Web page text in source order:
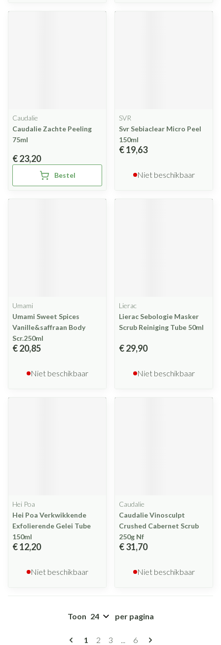
Caudalie
Caudalie Zachte Peeling
75ml
€ 23,20
Bestel
SVR
Svr Sebiaclear Micro Peel
150ml
€ 19,63
Niet beschikbaar
Umami
Umami Sweet Spices
Vanille&saffraan Body
Scr.250ml
€ 20,85
Niet beschikbaar
Lierac
Lierac Sebologie Masker
Scrub Reiniging Tube 50ml
€ 29,90
Niet beschikbaar
Hei Poa
Hei Poa Verkwikkende
Exfolierende Gelei Tube
150ml
€ 12,20
Niet beschikbaar
Caudalie
Caudalie Vinosculpt
Crushed Cabernet Scrub
250g Nf
€ 31,70
Niet beschikbaar
Pagina's
U lees momenteel pagina
1 Pagina
2 Pagina
3 ... Pagina
6
Toon per pagina